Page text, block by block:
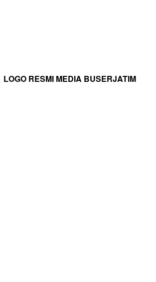
LOGO RESMI MEDIA BUSERJATIM